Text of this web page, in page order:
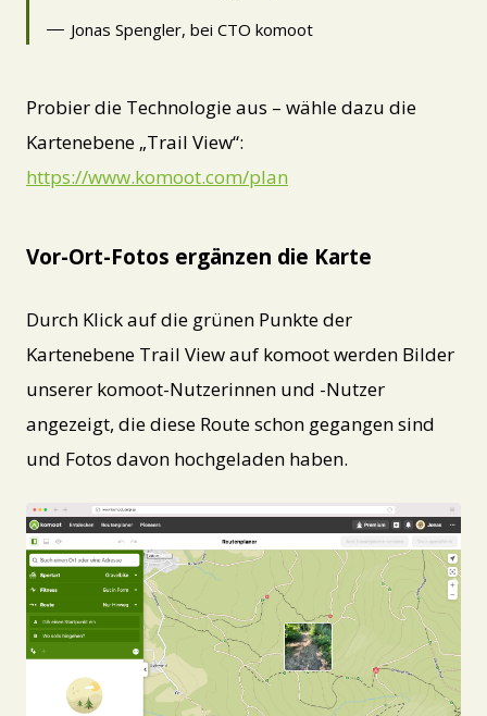
Jonas Spengler, bei CTO komoot
Probier die Technologie aus – wähle dazu die
Kartenebene „Trail View“:
https://www.komoot.com/plan
Vor-Ort-Fotos ergänzen die Karte
Durch Klick auf die grünen Punkte der
Kartenebene Trail View auf komoot werden Bilder
unserer komoot-Nutzerinnen und -Nutzer
angezeigt, die diese Route schon gegangen sind
und Fotos davon hochgeladen haben.